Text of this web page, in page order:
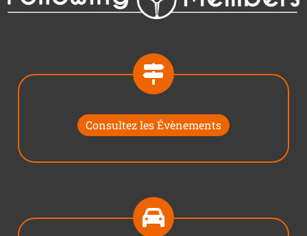
Consultez les Évènements